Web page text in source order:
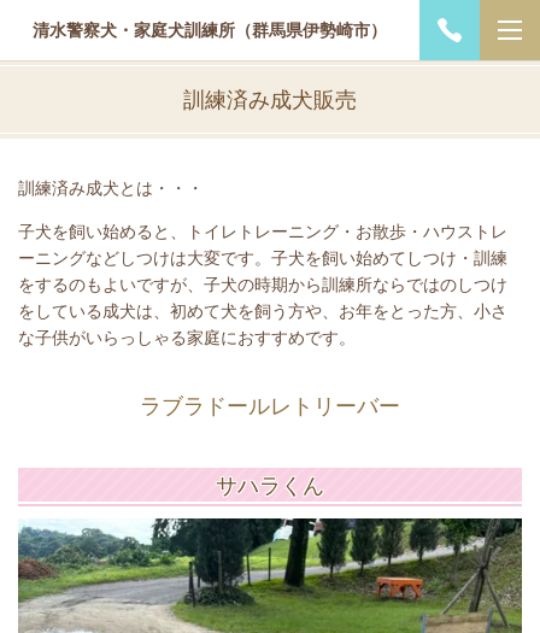
清水警察犬・家庭犬訓練所（群馬県伊勢崎市）
訓練済み成犬販売
訓練済み成犬とは・・・
子犬を飼い始めると、トイレトレーニング・お散歩・ハウストレ
ーニングなどしつけは大変です。子犬を飼い始めてしつけ・訓練
をするのもよいですが、子犬の時期から訓練所ならではのしつけ
をしている成犬は、初めて犬を飼う方や、お年をとった方、小さ
な子供がいらっしゃる家庭におすすめです。
ラブラドールレトリーバー
サハラくん